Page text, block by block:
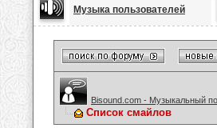
Музыка пользователей
Bisound.com - Музыкальный
Список смайлов